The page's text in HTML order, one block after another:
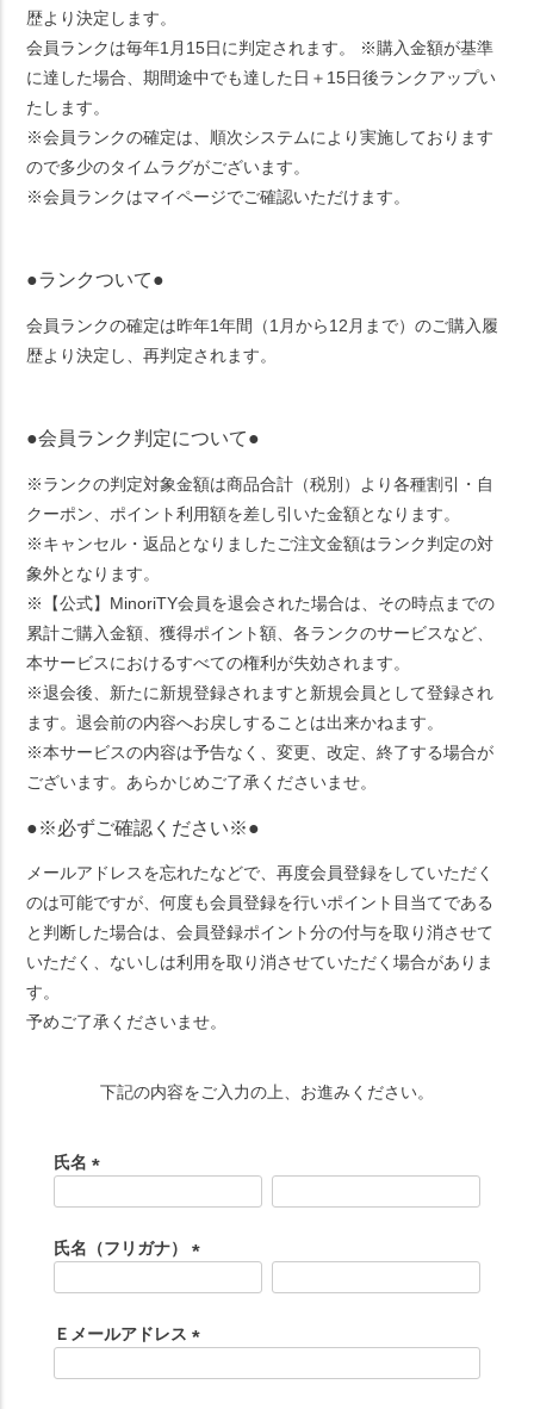
歴より決定します。
会員ランクは毎年1月15日に判定されます。 ※購入金額が基準
に達した場合、期間途中でも達した日＋15日後ランクアップい
たします。
※会員ランクの確定は、順次システムにより実施しております
ので多少のタイムラグがございます。
※会員ランクはマイページでご確認いただけます。
●ランクついて●
会員ランクの確定は昨年1年間（1月から12月まで）のご購入履
歴より決定し、再判定されます。
●会員ランク判定について●
※ランクの判定対象金額は商品合計（税別）より各種割引・自
クーポン、ポイント利用額を差し引いた金額となります。
※キャンセル・返品となりましたご注文金額はランク判定の対
象外となります。
※【公式】MinoriTY会員を退会された場合は、その時点までの
累計ご購入金額、獲得ポイント額、各ランクのサービスなど、
本サービスにおけるすべての権利が失効されます。
※退会後、新たに新規登録されますと新規会員として登録され
ます。退会前の内容へお戻しすることは出来かねます。
※本サービスの内容は予告なく、変更、改定、終了する場合が
ございます。あらかじめご了承くださいませ。
●※必ずご確認ください※●
メールアドレスを忘れたなどで、再度会員登録をしていただく
のは可能ですが、何度も会員登録を行いポイント目当てである
と判断した場合は、会員登録ポイント分の付与を取り消させて
いただく、ないしは利用を取り消させていただく場合がありま
す。
予めご了承くださいませ。
下記の内容をご入力の上、お進みください。
氏名
須
)
氏名（フリガナ）
須
)
Ｅメールアドレス